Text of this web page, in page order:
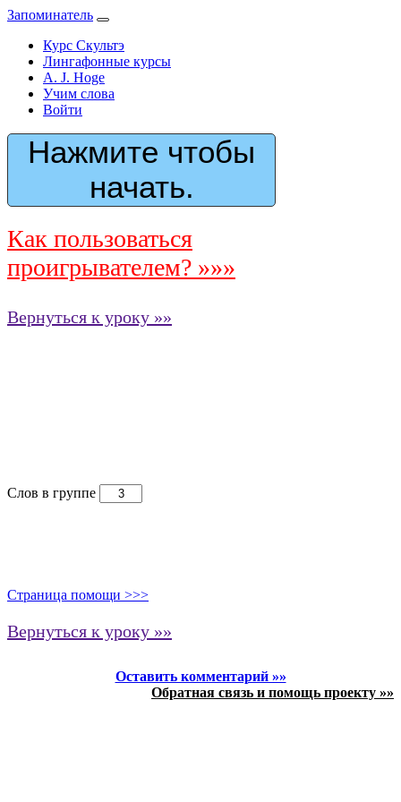
Запоминатель
Курс Скультэ
Лингафонные курсы
A. J. Hoge
Учим слова
Войти
Нажмите чтобы
начать.
Как пользоваться
проигрывателем? »»»
Вернуться к уроку »»
Слов в группе
Страница помощи >>>
Вернуться к уроку »»
Оставить комментарий »»
Обратная связь и помощь проекту »»